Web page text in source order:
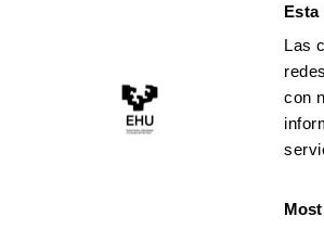
Esta
Las
con